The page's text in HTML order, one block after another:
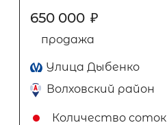
650 000 ₽
продажа
Улица Дыбенко
Волховский район
Количество соток